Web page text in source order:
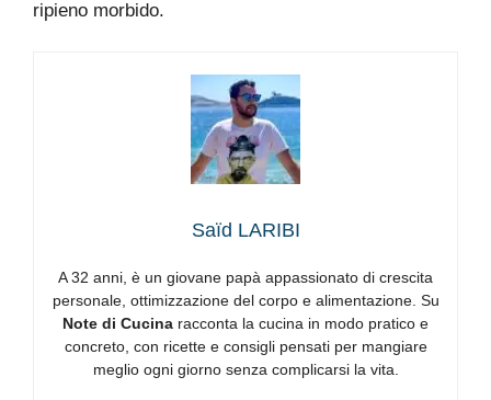
ripieno morbido.
Saïd LARIBI
A 32 anni, è un giovane papà appassionato di crescita
personale, ottimizzazione del corpo e alimentazione. Su
Note di Cucina racconta la cucina in modo pratico e
concreto, con ricette e consigli pensati per mangiare
meglio ogni giorno senza complicarsi la vita.